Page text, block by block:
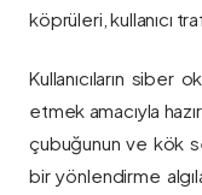
köprüleri, kullanıcı
Kullanıcıların siber
etmek amacıyla
çubuğunun ve kök
bir yönlendirme